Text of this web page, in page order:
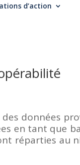
d’action
données
en tant que
réparties au